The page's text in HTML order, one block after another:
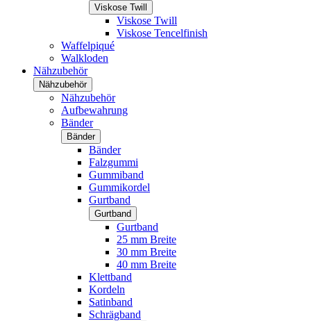
Viskose Twill
Viskose Twill
Viskose Tencelfinish
Waffelpiqué
Walkloden
Nähzubehör
Nähzubehör
Nähzubehör
Aufbewahrung
Bänder
Bänder
Bänder
Falzgummi
Gummiband
Gummikordel
Gurtband
Gurtband
Gurtband
25 mm Breite
30 mm Breite
40 mm Breite
Klettband
Kordeln
Satinband
Schrägband